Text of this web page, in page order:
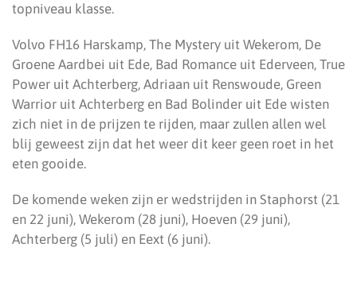
topniveau klasse.
Volvo FH16 Harskamp, The Mystery uit Wekerom, De
Groene Aardbei uit Ede, Bad Romance uit Ederveen, True
Power uit Achterberg, Adriaan uit Renswoude, Green
Warrior uit Achterberg en Bad Bolinder uit Ede wisten
zich niet in de prijzen te rijden, maar zullen allen wel
blij geweest zijn dat het weer dit keer geen roet in het
eten gooide.
De komende weken zijn er wedstrijden in Staphorst (21
en 22 juni), Wekerom (28 juni), Hoeven (29 juni),
Achterberg (5 juli) en Eext (6 juni).